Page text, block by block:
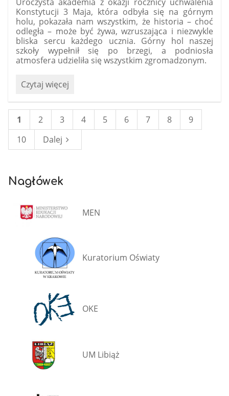
Chrzanowie:
Konstytucji 3 Maja, która odbyła się na górnym
holu, pokazała nam wszystkim, że historia – choć
odległa – może być żywa, wzruszająca i niezwykle
bliska sercu każdego ucznia. Górny hol naszej
szkoły wypełnił się po brzegi, a podniosła
atmosfera udzieliła się wszystkim zgromadzonym.
Biało-
naszych
sercach!
Wyjątkowa
lekcja
Czytaj więcej
1 2 3 4 5 6 7 8
9
10
Dalej
Nagłówek
MEN
Kuratorium Oświaty
OKE
UM Libiąż